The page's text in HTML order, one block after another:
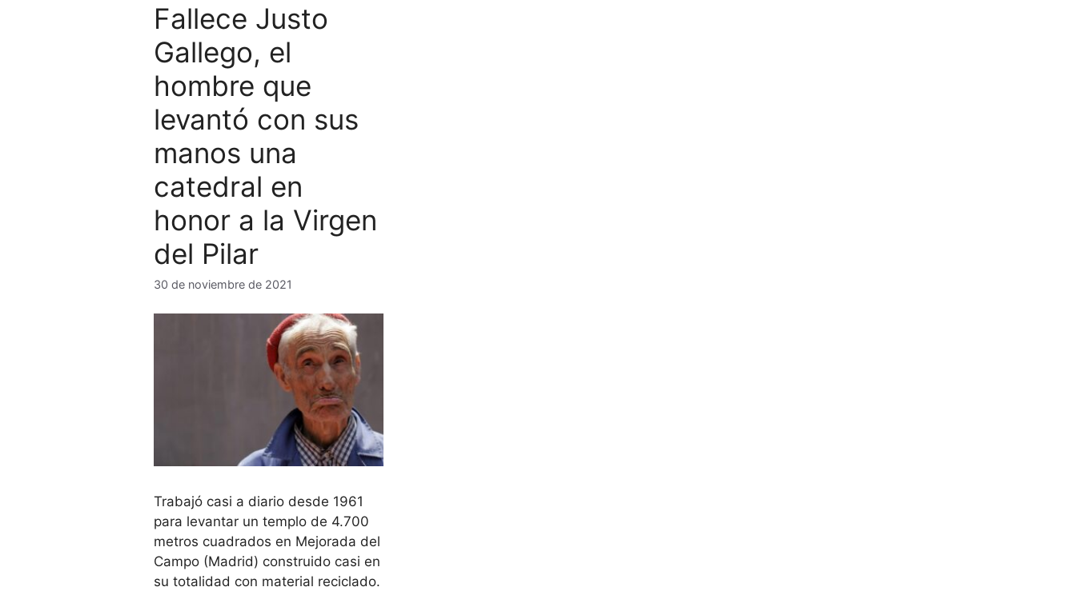
Fallece Justo
Gallego, el
hombre que
levantó con sus
manos una
catedral en
honor a la Virgen
del Pilar
30 de noviembre de 2021
Trabajó casi a diario desde 1961
para levantar un templo de 4.700
metros cuadrados en Mejorada del
Campo (Madrid) construido casi en
su totalidad con material reciclado.